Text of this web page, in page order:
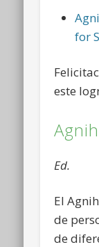
for
este
Ed.
El
de
de